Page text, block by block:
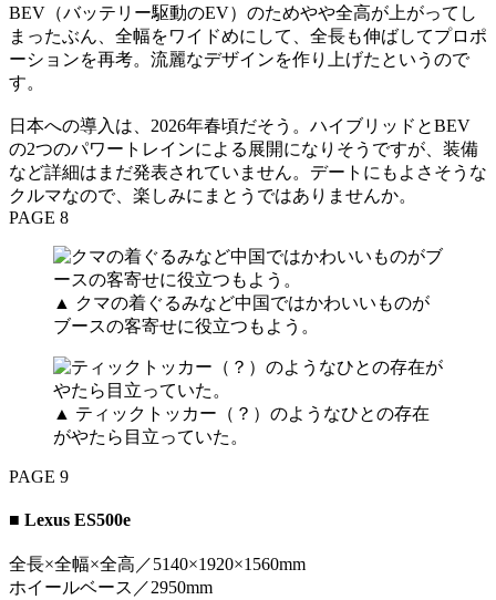
BEV（バッテリー駆動のEV）のためやや全高が上がってし
まったぶん、全幅をワイドめにして、全長も伸ばしてプロポ
ーションを再考。流麗なデザインを作り上げたというので
す。
日本への導入は、2026年春頃だそう。ハイブリッドとBEV
の2つのパワートレインによる展開になりそうですが、装備
など詳細はまだ発表されていません。デートにもよさそうな
クルマなので、楽しみにまとうではありませんか。
PAGE 8
▲ クマの着ぐるみなど中国ではかわいいものが
ブースの客寄せに役立つもよう。
▲ ティックトッカー（？）のようなひとの存在
がやたら目立っていた。
PAGE 9
■ Lexus ES500e
全長×全幅×全高／5140×1920×1560mm
ホイールベース／2950mm